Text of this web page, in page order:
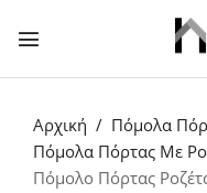
Αρχική
Πόμολα
Πόμολα Πόρτας Με
Πόμολο Πόρτας